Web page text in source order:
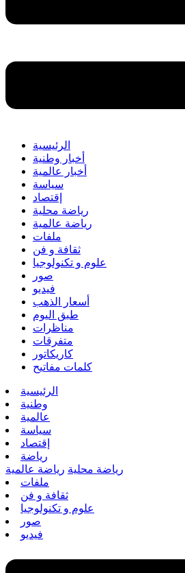
الرئيسية
أخبار وطنية
أخبار عالمية
سياسة
إقتصاد
رياضة محلية
رياضة عالمية
ملفات
ثقافة و فن
علوم و تكنولوجيا
صور
فيديو
أسعار الذهب
طبق اليوم
مناظرات
متفرقات
كاريكاتور
كلمات مفاتيح
الرئيسية
وطنية
عالمية
سياسة
إقتصاد
رياضة
رياضة محلية رياضة عالمية
ملفات
ثقافة و فن
علوم و تكنولوجيا
صور
فيديو